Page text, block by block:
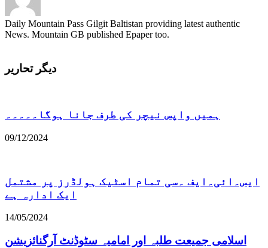
Daily Mountain Pass Gilgit Baltistan providing latest authentic
News. Mountain GB published Epaper too.
دیگر تحاریر
ہمیں واپس نیچر کی طرف جانا ہوگا۔۔۔۔۔
09/12/2024
ایس۔ائی۔ایف ۔سی تمام اسٹیک ہولڈرز پر مشتمل
ایک ادارہ ہے
14/05/2024
اسلامی جمیعت طلبہ اور امامیہ سٹوڈنٹ آرگنائزیشن